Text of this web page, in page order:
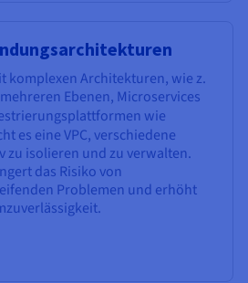
komplexen Architekturen, wie z.
Ebenen, Microservices
wie
es eine VPC, verschiedene
zu isolieren und zu verwalten.
das Risiko von
Problemen und erhöht